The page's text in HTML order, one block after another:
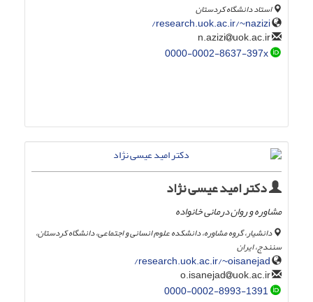
استاد دانشگاه کردستان
research.uok.ac.ir/~nazizi/
uok.ac.ir
0000-0002-8637-397x
دکتر امید عیسی نژاد
مشاوره و روان درمانی خانواده
دانشیار، گروه مشاوره، دانشکده علوم انسانی و اجتماعی، دانشگاه کردستان،
سنندج، ایران
research.uok.ac.ir/~oisanejad/
uok.ac.ir
0000-0002-8993-1391